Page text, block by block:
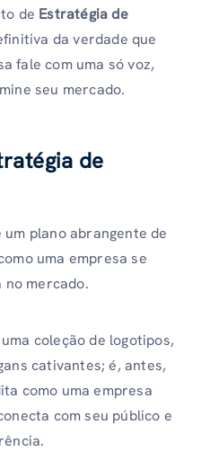
de Estratégia de
da verdade que
fale com uma só voz,
seu mercado.
de
plano abrangente de
uma empresa se
mercado.
coleção de logotipos,
cativantes; é, antes,
como uma empresa
com seu público e